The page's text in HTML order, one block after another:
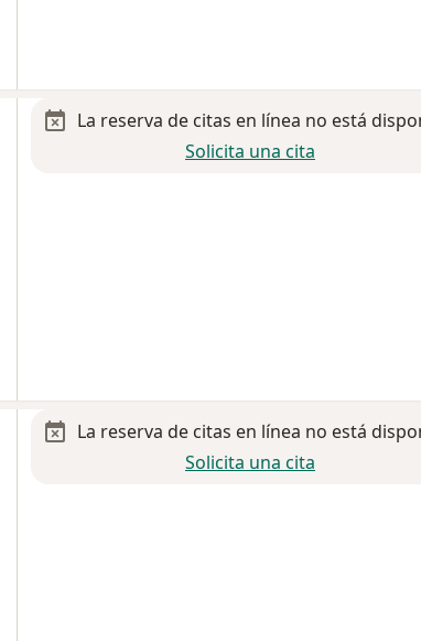
La reserva de citas en línea no está
Solicita una cita
La reserva de citas en línea no está
Solicita una cita